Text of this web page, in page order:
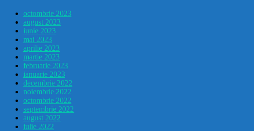
octombrie 2023
august 2023
iunie 2023
mai 2023
aprilie 2023
martie 2023
februarie 2023
ianuarie 2023
decembrie 2022
noiembrie 2022
octombrie 2022
septembrie 2022
august 2022
iulie 2022